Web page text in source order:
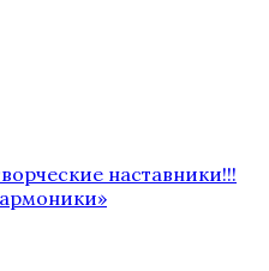
наставники!!!